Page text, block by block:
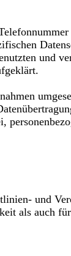
und
und
als auch